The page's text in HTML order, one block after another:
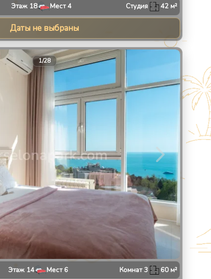
Этаж 18 Мест4 Студия 42м²
Даты не выбраны
1/28
Этаж 14 Мест 6 Комнат3 60м²